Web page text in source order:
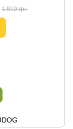
1 810 грн